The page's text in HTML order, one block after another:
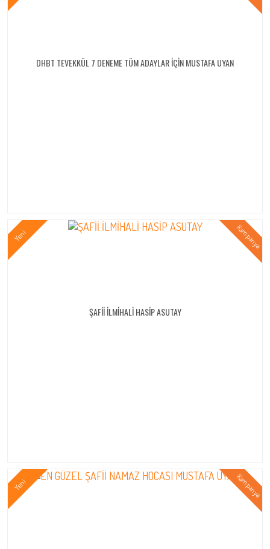
DHBT TEVEKKÜL 7 DENEME TÜM ADAYLAR İÇİN MUSTAFA UYAN
ŞAFİİ İLMİHALİ HASİP ASUTAY